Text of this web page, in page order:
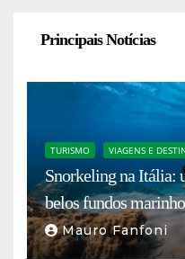
Principais Notícias
TURISMO VIAGENS E
Snorkeling na Itália:
belos fundos
Mauro Fanfoni